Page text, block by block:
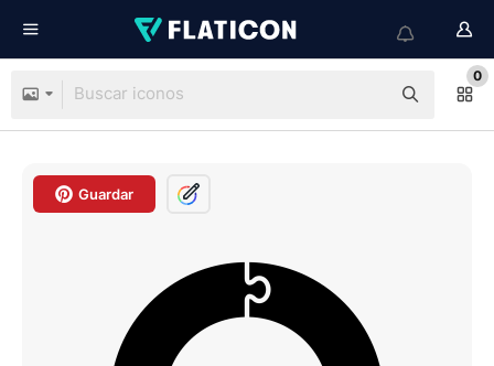
0
Guardar